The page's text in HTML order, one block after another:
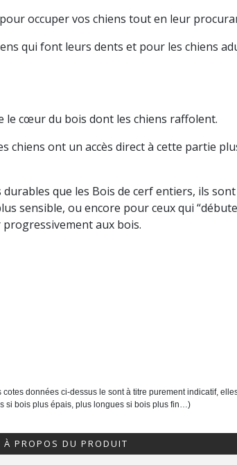
occuper vos chiens tout en leur
qui font leurs dents et pour les chiens
le cœur du bois dont les chiens raffolent.
chiens ont un accès direct à cette partie
que les Bois de cerf entiers, ils sont
sensible, ou encore pour ceux qui
aux bois.
données ci-dessus le sont à titre purement indicatif,
si bois plus épais, plus longues si bois plus fin…)
À PROPOS DU PRODUIT